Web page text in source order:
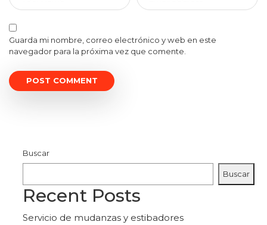
Guarda mi nombre, correo electrónico y web en este
navegador para la próxima vez que comente.
Buscar
Buscar
Recent Posts
Servicio de mudanzas y estibadores